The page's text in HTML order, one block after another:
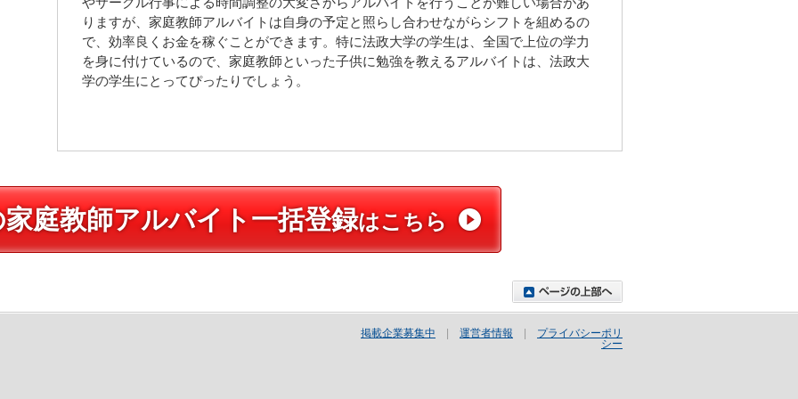
りますが、家庭教師アルバイトは自身の予定と照らし合わせながらシフトを組めるの
で、効率良くお金を稼ぐことができます。特に法政大学の学生は、全国で上位の学力
を身に付けているので、家庭教師といった子供に勉強を教えるアルバイトは、法政大
学の学生にとってぴったりでしょう。
庭教師アルバイト一括登録はこちら
掲載企業募集中 運営者情報
プライバシーポリ
シー